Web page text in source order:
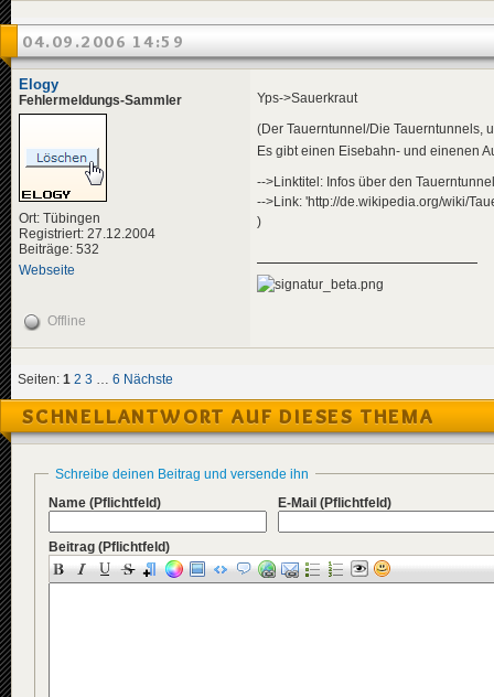
04.09.2006 14:59
Elogy
Fehlermeldungs-Sammler
Ort: Tübingen
Registriert: 27.12.2004
Beiträge: 532
Webseite
Yps->Sauerkraut
(Der Tauerntunnel/Die Tauerntunnels,
Es gibt einen Eisebahn- und einenen
-->Linktitel: Infos über den
-->Link: 'http://de.wikipedia.org/wiki/
)
Offline
Seiten: 1 2 3 6 Nächste
SCHNELLANTWORT AUF DIESES THEMA
Schreibe deinen Beitrag und versende ihn
Name (Pflichtfeld) E-Mail (Pflichtfeld)
Beitrag (Pflichtfeld)